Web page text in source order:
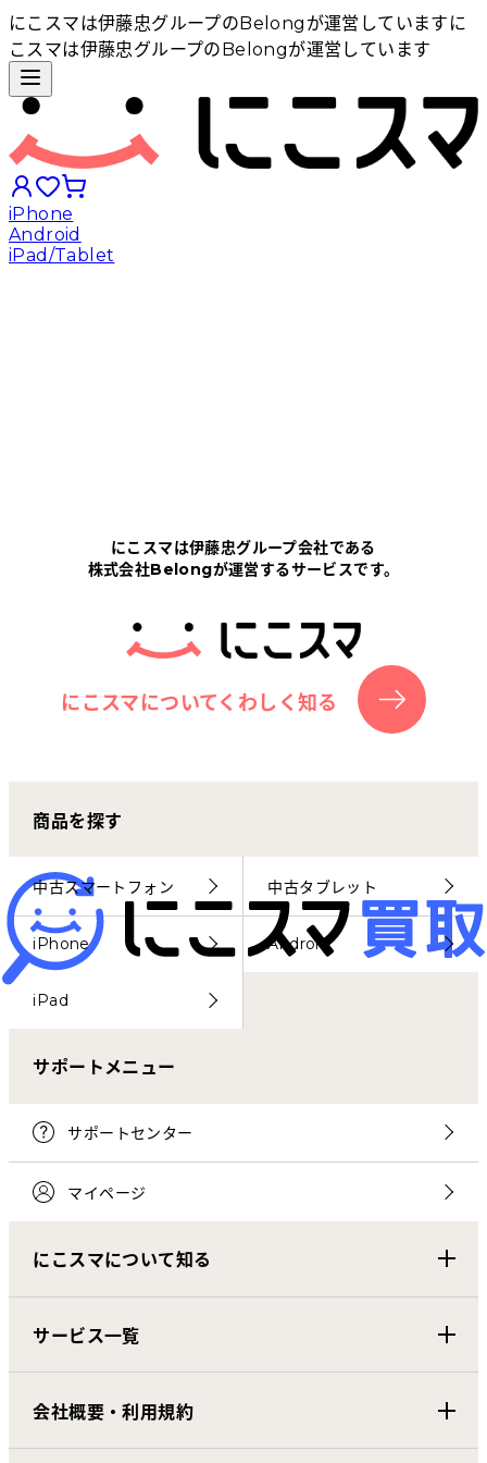
にこスマは伊藤忠グループのBelongが運営しています に
こスマは伊藤忠グループのBelongが運営しています
iPhone
Android
iPad/Tablet
にこスマについて
サポートセンター
お客さまの声
にこスマ通信
マイページ
にこスマは伊藤忠グループ会社である
株式会社Belongが運営するサービスです。
にこスマについてくわしく知る
商品を探す
中古スマートフォン 中古タブレット
iPhone Android
iPad
サポートメニュー
サポートセンター
マイページ
にこスマについて知る
サービス一覧
会社概要・利用規約